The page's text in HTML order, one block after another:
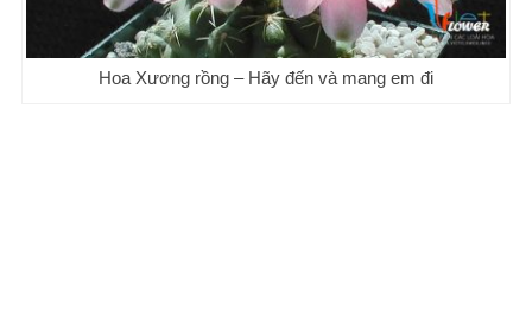
Hoa Xương rồng – Hãy đến và mang em đi